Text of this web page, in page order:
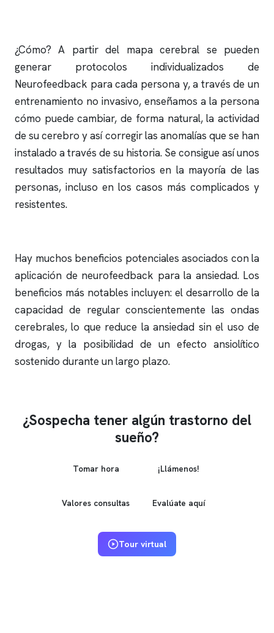
¿Cómo? A partir del mapa cerebral se pueden
generar protocolos individualizados de
Neurofeedback para cada persona y, a través de un
entrenamiento no invasivo, enseñamos a la persona
cómo puede cambiar, de forma natural, la actividad
de su cerebro y así corregir las anomalías que se han
instalado a través de su historia. Se consigue así unos
resultados muy satisfactorios en la mayoría de las
personas, incluso en los casos más complicados y
resistentes.
Hay muchos beneficios potenciales asociados con la
aplicación de neurofeedback para la ansiedad. Los
beneficios más notables incluyen: el desarrollo de la
capacidad de regular conscientemente las ondas
cerebrales, lo que reduce la ansiedad sin el uso de
drogas, y la posibilidad de un efecto ansiolítico
sostenido durante un largo plazo.
¿Sospecha tener algún trastorno del
sueño?
Tomar hora ¡Llámenos!
Valores consultas Evalúate aquí
Tour virtual